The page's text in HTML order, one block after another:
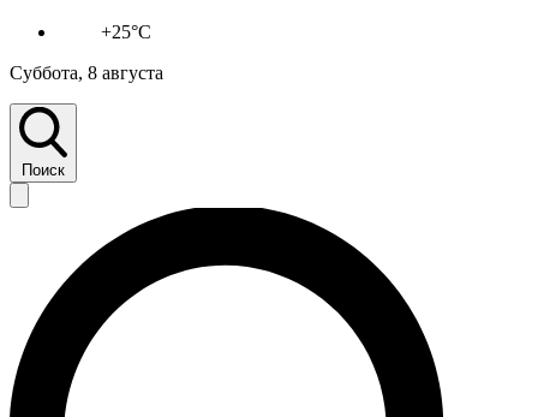
+25°C
Суббота, 8 августа
Поиск